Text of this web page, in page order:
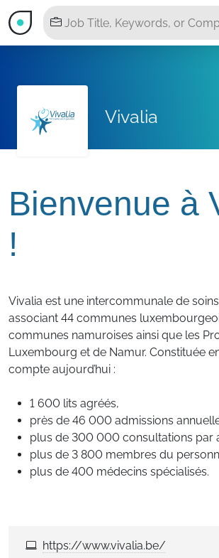
Vivalia
Bienvenue à
!
Vivalia est une intercommunale de
associant 44 communes
communes namuroises ainsi que les
Luxembourg et de Namur. Constituée
compte aujourd’hui :
1 600 lits agréés,
près de 46 000 admissions
plus de 300 000 consultations par
plus de 3 800 membres du
plus de 400 médecins spécialisés.
https://www.vivalia.be/